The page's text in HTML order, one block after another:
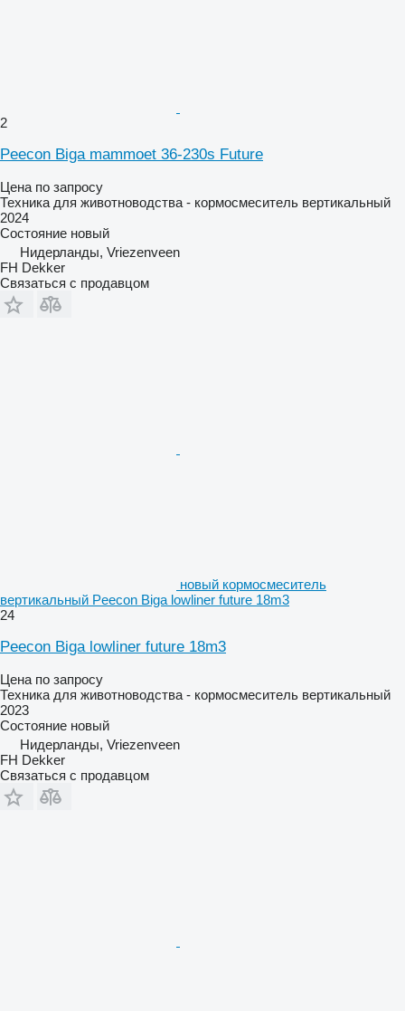
2
Peecon Biga mammoet 36-230s Future
Цена по запросу
Техника для животноводства - кормосмеситель вертикальный
2024
Состояние новый
Нидерланды, Vriezenveen
FH Dekker
Связаться с продавцом
новый кормосмеситель
вертикальный Peecon Biga lowliner future 18m3
24
Peecon Biga lowliner future 18m3
Цена по запросу
Техника для животноводства - кормосмеситель вертикальный
2023
Состояние новый
Нидерланды, Vriezenveen
FH Dekker
Связаться с продавцом